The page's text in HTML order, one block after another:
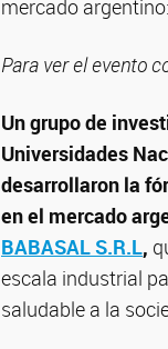
mercado argentino:
Para ver el evento
Un grupo de
Universidades
desarrollaron la
en el mercado
BABASAL S.R.L,
escala industrial
saludable a la